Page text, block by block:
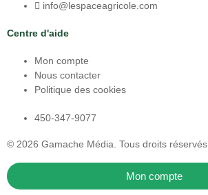
info@lespaceagricole.com
Centre d'aide
Mon compte
Nous contacter
Politique des cookies
450-347-9077
© 2026 Gamache Média. Tous droits réservés
Mon compte